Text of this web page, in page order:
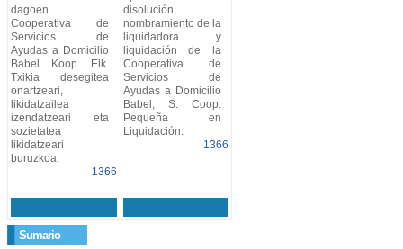
dagoen
Cooperativa de
Servicios de
Ayudas a Domicilio
Babel Koop. Elk.
Txikia desegitea
onartzeari,
likidatzailea
izendatzeari eta
sozietatea
likidatzeari
buruzkoa.
1366
disolución,
nombramiento de la
liquidadora y
liquidación de la
Cooperativa de
Servicios de
Ayudas a Domicilio
Babel, S. Coop.
Pequeña en
Liquidación.
1366
Sumario